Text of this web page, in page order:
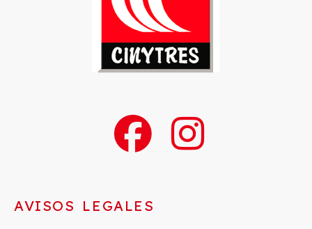
AVISOS LEGALES